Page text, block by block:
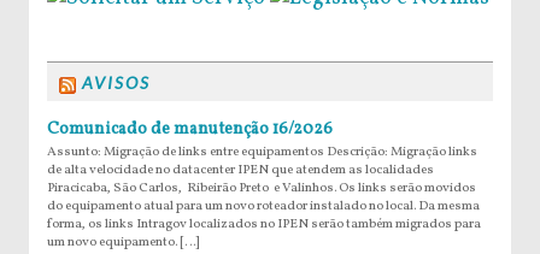
AVISOS
Comunicado de manutenção 16/2026
Assunto: Migração de links entre equipamentos Descrição: Migração links
de alta velocidade no datacenter IPEN que atendem as localidades
Piracicaba, São Carlos, Ribeirão Preto e Valinhos. Os links serão movidos
do equipamento atual para um novo roteador instalado no local. Da mesma
forma, os links Intragov localizados no IPEN serão também migrados para
um novo equipamento. […]